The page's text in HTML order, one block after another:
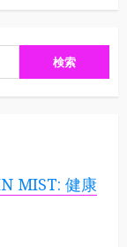
MIST: 健康